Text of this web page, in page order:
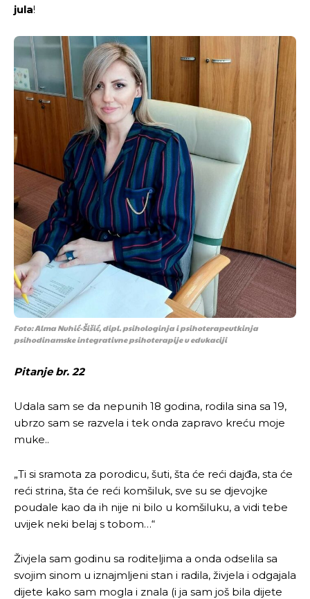
jula!
Foto: Alma Nuhić-Šišić, dipl. psihologinja i psihoterapeutkinja
psihodinamske integrativne psihoterapije u edukaciji
Pitanje br. 22
Udala sam se da nepunih 18 godina, rodila sina sa 19,
ubrzo sam se razvela i tek onda zapravo kreću moje
muke..
„Ti si sramota za porodicu, šuti, šta će reći dajđa, sta će
reći strina, šta će reći komšiluk, sve su se djevojke
poudale kao da ih nije ni bilo u komšiluku, a vidi tebe
uvijek neki belaj s tobom…“
Živjela sam godinu sa roditeljima a onda odselila sa
svojim sinom u iznajmljeni stan i radila, živjela i odgajala
dijete kako sam mogla i znala (i ja sam još bila dijete